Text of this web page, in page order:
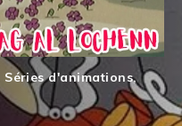
Séries d'animations,